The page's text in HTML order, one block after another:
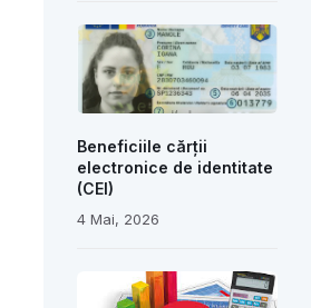
Beneficiile cărții
electronice de identitate
(CEI)
4 Mai, 2026